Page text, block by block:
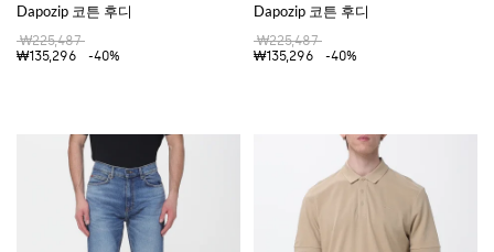
Dapozip 코튼 후디
₩225,487
₩135,296
-40%
Dapozip 코튼 후디
₩225,487
₩135,296
-40%